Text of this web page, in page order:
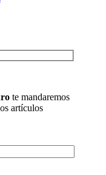
te mandaremos
artículos